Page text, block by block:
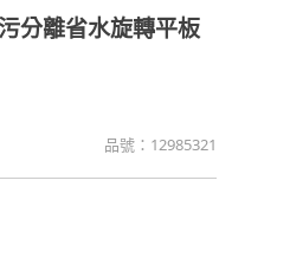
分離省水旋轉平板
品號： 12985321